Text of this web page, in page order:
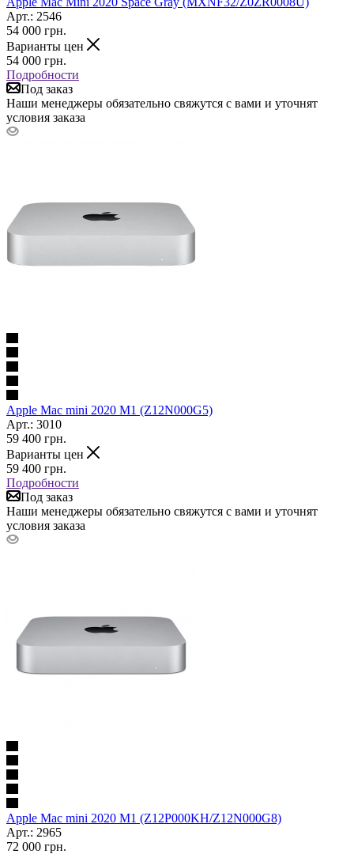
Арт.: 2546
54 000 грн.
Варианты цен
54 000 грн.
Подробности
Под заказ
Наши менеджеры обязательно свяжутся с вами и уточнят
условия заказа
Apple Mac mini 2020 M1 (Z12N000G5)
Арт.: 3010
59 400 грн.
Варианты цен
59 400 грн.
Подробности
Под заказ
Наши менеджеры обязательно свяжутся с вами и уточнят
условия заказа
Apple Mac mini 2020 M1 (Z12P000KH/Z12N000G8)
Арт.: 2965
72 000 грн.